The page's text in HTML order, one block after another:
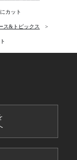
カット
ス&トピックス